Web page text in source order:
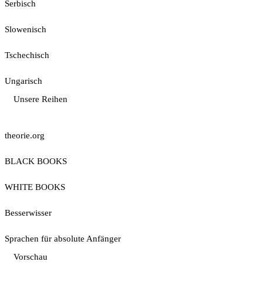
Serbisch
Slowenisch
Tschechisch
Ungarisch
Unsere Reihen
theorie.org
BLACK BOOKS
WHITE BOOKS
Besserwisser
Sprachen für absolute Anfänger
Vorschau